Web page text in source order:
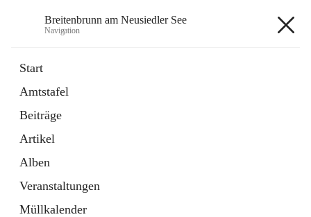
Breitenbrunn am Neusiedler See
Navigation
Start
Amtstafel
Beiträge
Artikel
Alben
Veranstaltungen
Müllkalender
18 Schnellzugriffe
Gemeindeservice